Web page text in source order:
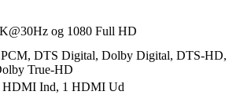
og 1080 Full HD
DTS Digital, Dolby Digital, DTS-HD,
True-HD
HDMI Ind, 1 HDMI Ud